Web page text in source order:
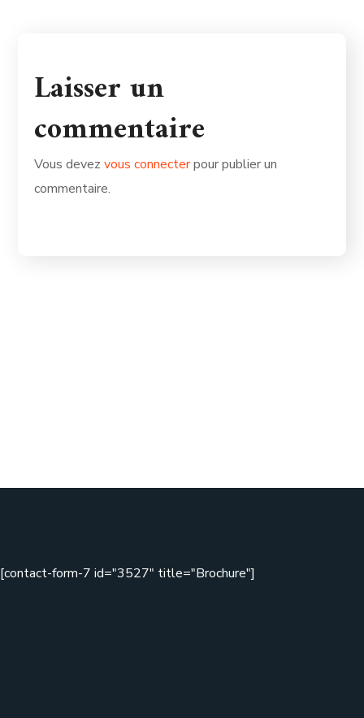
Laisser un
commentaire
Vous devezvous connecterpour publier un
commentaire.
[contact-form-7 id="3527" title="Brochure"]